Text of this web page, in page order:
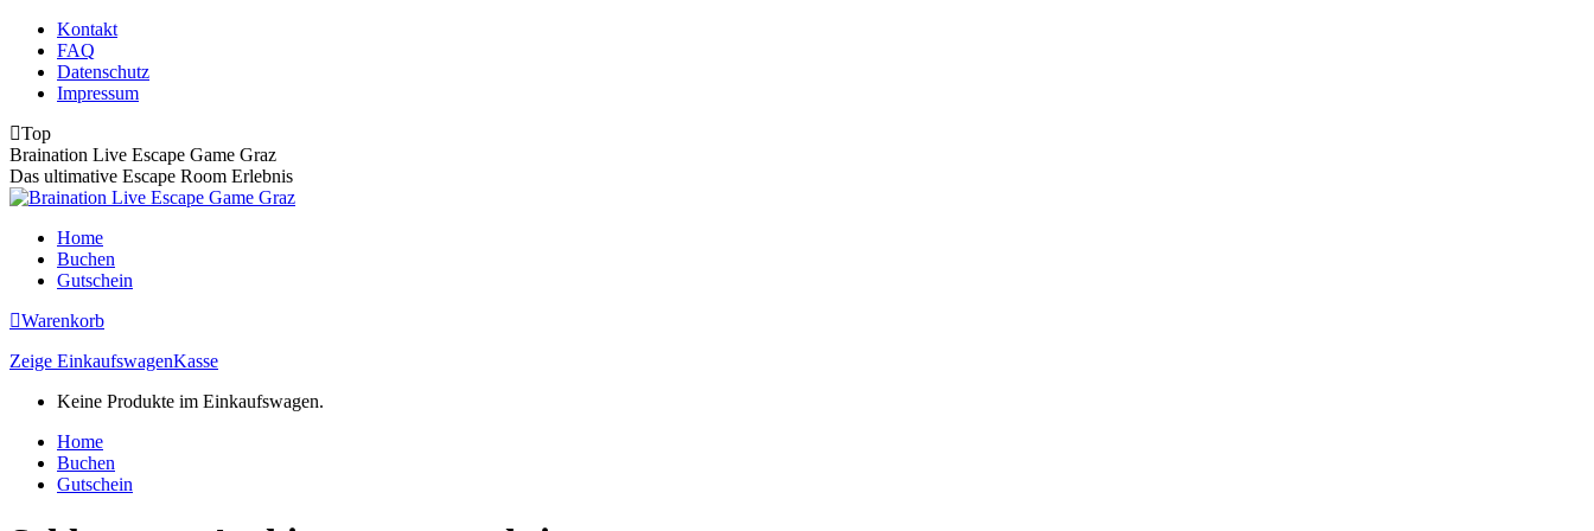
Zum
Inhalt
springen
Kontakt
FAQ
Datenschutz
Impressum
Top
Braination Live Escape Game Graz
Das ultimative Escape Room Erlebnis
Home
Buchen
Gutschein
Warenkorb
Zeige EinkaufswagenKasse
Keine Produkte im Einkaufswagen.
Home
Buchen
Gutschein